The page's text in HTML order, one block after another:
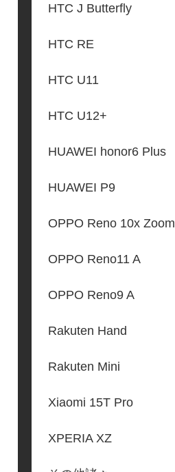
HTC J Butterfly
HTC RE
HTC U11
HTC U12+
HUAWEI honor6 Plus
HUAWEI P9
OPPO Reno 10x Zoom
OPPO Reno11 A
OPPO Reno9 A
Rakuten Hand
Rakuten Mini
Xiaomi 15T Pro
XPERIA XZ